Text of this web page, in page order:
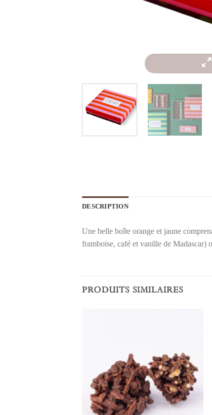
DESCRIPTION
Une belle boîte orange et jaune
framboise, café et vanille de Madascar)
PRODUITS SIMILAIRES